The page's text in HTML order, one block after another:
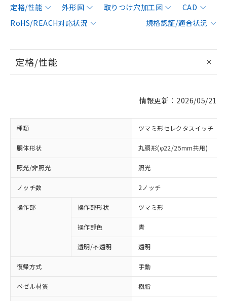
定格/性能 外形図 取りつけ穴加工図
CAD
RoHS/REACH対応状況
規格認証/適合状況
定格/性能
情報更新：2026/05/21
種類 ツマミ形セレクタスイッチ
胴体形状 丸胴形(φ22/25mm共用)
照光/非照光 照光
ノッチ数 2ノッチ
操作部 操作部形状 ツマミ形
操作部色 青
透明/不透明 透明
復帰方式 手動
ベゼル材質 樹脂